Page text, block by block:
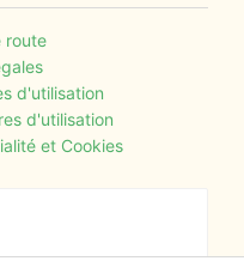
route
d'utilisation
d'utilisation
et Cookies